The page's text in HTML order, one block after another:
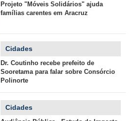
Projeto "Móveis Solidários" ajuda
famílias carentes em Aracruz
Cidades
Dr. Coutinho recebe prefeito de
Sooretama para falar sobre Consórcio
Polinorte
Cidades